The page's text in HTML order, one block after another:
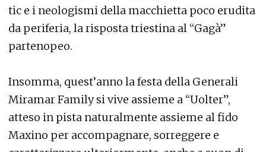
tic e i neologismi della macchietta poco erudita
da periferia, la risposta triestina al “Gagà”
partenopeo.
Insomma, quest’anno la festa della Generali
Miramar Family si vive assieme a “Uolter”,
atteso in pista naturalmente assieme al fido
Maxino per accompagnare, sorreggere e